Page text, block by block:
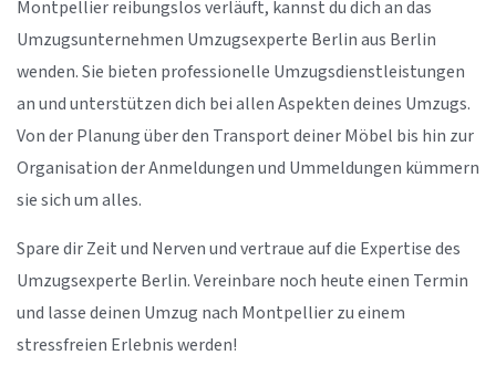
Montpellier reibungslos verläuft, kannst du dich an das
Umzugsunternehmen Umzugsexperte Berlin aus Berlin
wenden. Sie bieten professionelle Umzugsdienstleistungen
an und unterstützen dich bei allen Aspekten deines Umzugs.
Von der Planung über den Transport deiner Möbel bis hin zur
Organisation der Anmeldungen und Ummeldungen kümmern
sie sich um alles.
Spare dir Zeit und Nerven und vertraue auf die Expertise des
Umzugsexperte Berlin. Vereinbare noch heute einen Termin
und lasse deinen Umzug nach Montpellier zu einem
stressfreien Erlebnis werden!